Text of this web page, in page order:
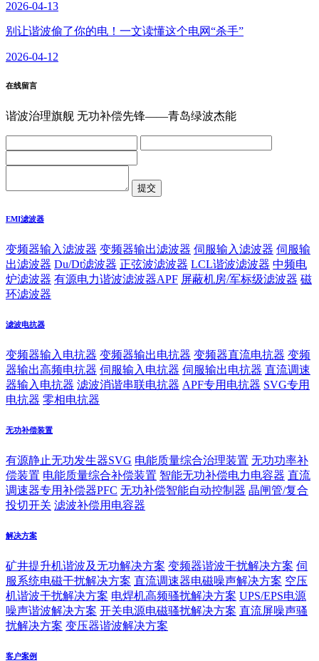
2026-04-13
别让谐波偷了你的电！一文读懂这个电网“杀手”
2026-04-12
在线留言
谐波治理旗舰 无功补偿先锋——青岛绿波杰能
EMI滤波器
变频器输入滤波器 变频器输出滤波器 伺服输入滤波器 伺服输
出滤波器 Du/Dt滤波器 正弦波滤波器 LCL谐波滤波器 中频电
炉滤波器 有源电力谐波滤波器APF 屏蔽机房/军标级滤波器 磁
环滤波器
滤波电抗器
变频器输入电抗器 变频器输出电抗器 变频器直流电抗器 变频
器输出高频电抗器 伺服输入电抗器 伺服输出电抗器 直流调速
器输入电抗器 滤波消谐串联电抗器 APF专用电抗器 SVG专用
电抗器 零相电抗器
无功补偿装置
有源静止无功发生器SVG 电能质量综合治理装置 无功功率补
偿装置 电能质量综合补偿装置 智能无功补偿电力电容器 直流
调速器专用补偿器PFC 无功补偿智能自动控制器 晶闸管/复合
投切开关 滤波补偿用电容器
解决方案
矿井提升机谐波及无功解决方案 变频器谐波干扰解决方案 伺
服系统电磁干扰解决方案 直流调速器电磁噪声解决方案 空压
机谐波干扰解决方案 电焊机高频骚扰解决方案 UPS/EPS电源
噪声谐波解决方案 开关电源电磁骚扰解决方案 直流屏噪声骚
扰解决方案 变压器谐波解决方案
客户案例